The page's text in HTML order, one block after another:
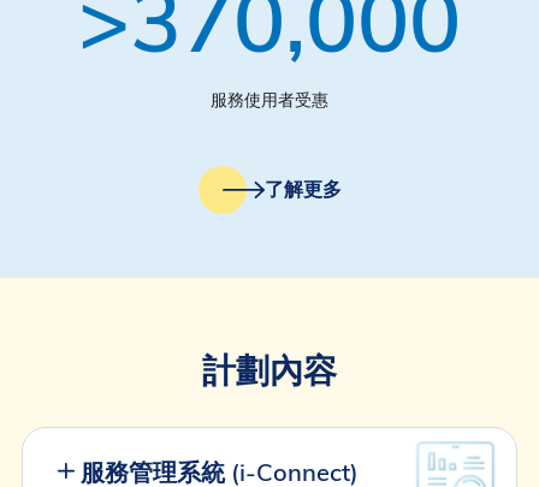
服務使用者受惠
了解更多
計劃內容
服務管理系統 (i-Connect)